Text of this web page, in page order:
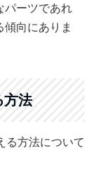
パーツであれ
向にありま
方法
る方法について